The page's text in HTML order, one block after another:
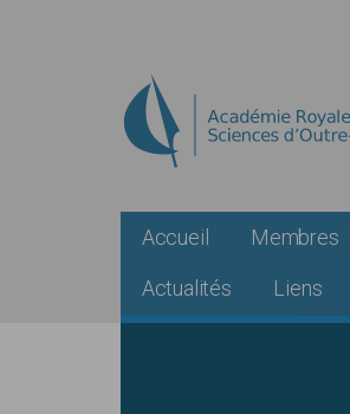
Accueil Membres
Actualités Liens